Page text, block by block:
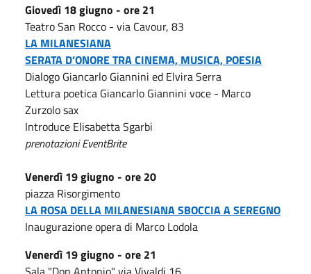
Giovedì 18 giugno - ore 21
Teatro San Rocco - via Cavour, 83
LA MILANESIANA
SERATA D’ONORE TRA CINEMA, MUSICA, POESIA
Dialogo Giancarlo Giannini ed Elvira Serra
Lettura poetica Giancarlo Giannini voce - Marco
Zurzolo sax
Introduce Elisabetta Sgarbi
prenotazioni EventBrite
Venerdì 19 giugno - ore 20
piazza Risorgimento
LA ROSA DELLA MILANESIANASBOCCIA A SEREGNO
Inaugurazione opera di Marco Lodola
Venerdì 19 giugno - ore 21